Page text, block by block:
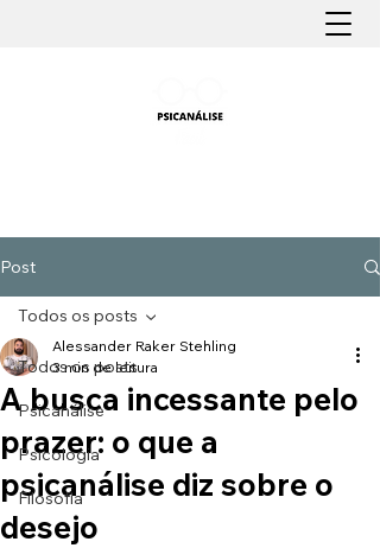
Post
Todos os posts
Psicanálise
Psicologia
Filosofia
Todos os posts
A busca incessante pelo
prazer: o que a
psicanálise diz sobre o
desejo
Alessander Raker Stehling
3 min de leitura